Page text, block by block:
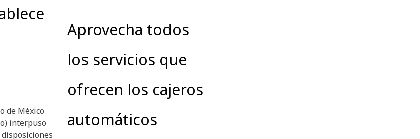
de México
interpuso
Aprovecha todos
los servicios que
ofrecen los cajeros
automáticos